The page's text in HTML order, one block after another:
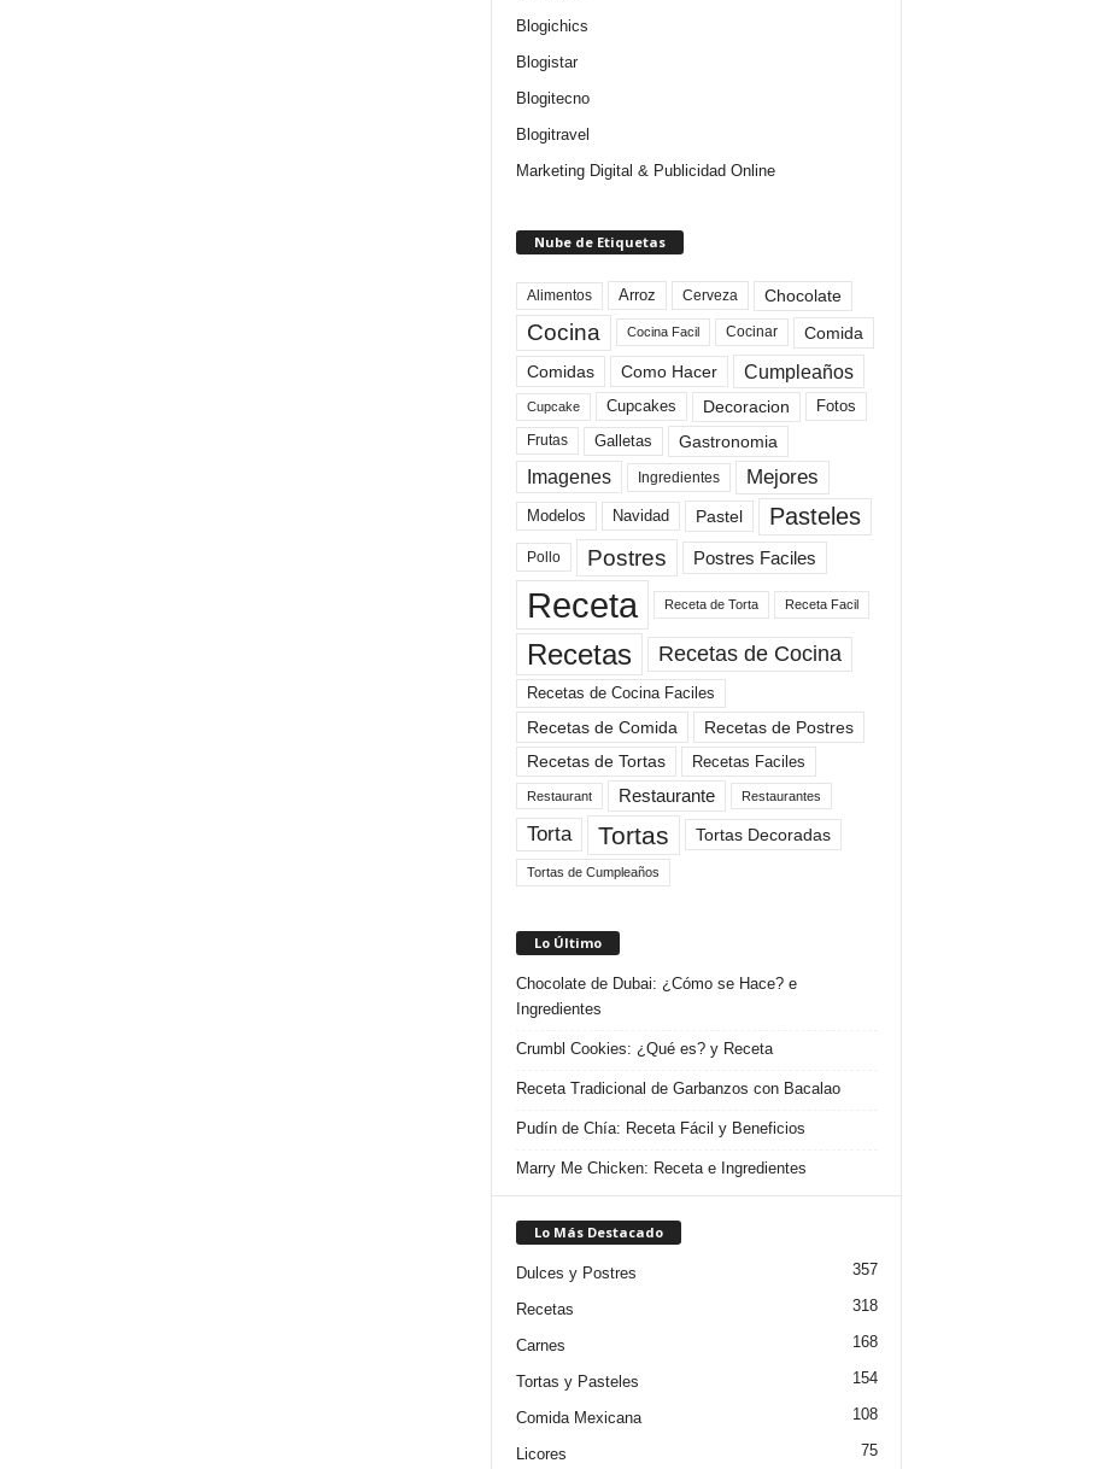
Blogichics
Blogistar
Blogitecno
Blogitravel
Marketing Digital & Publicidad Online
Nube de Etiquetas
Alimentos Arroz Cerveza Chocolate
Cocina Cocina Facil Cocinar
Comida
Comidas
Como Hacer Cumpleaños
Cupcake Cupcakes Decoracion Fotos
Frutas Galletas Gastronomia
Imagenes Ingredientes Mejores
Modelos Navidad Pastel Pasteles
Pollo Postres Postres Faciles
Receta Receta de Torta Receta Facil
Recetas Recetas de Cocina
Recetas de Cocina Faciles
Recetas de Comida
Recetas de Postres
Recetas de Tortas
Recetas Faciles
Restaurant Restaurante Restaurantes
Torta Tortas Tortas Decoradas
Tortas de Cumpleaños
Lo Último
Chocolate de Dubai: ¿Cómo se Hace? e
Ingredientes
Crumbl Cookies: ¿Qué es? y Receta
Receta Tradicional de Garbanzos con Bacalao
Pudín de Chía: Receta Fácil y Beneficios
Marry Me Chicken: Receta e Ingredientes
Lo Más Destacado
Dulces y Postres 357
Recetas 318
Carnes 168
Tortas y Pasteles 154
Comida Mexicana 108
Licores 75